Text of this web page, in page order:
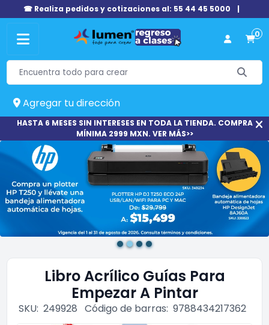
☎ Realiza pedidos y cotizaciones al: 55 44 45 5000 |
0
Agregar tu dirección
HASTA 6 MESES SIN INTERESES EN TODA LA TIENDA. COMPRA
MÍNIMA 2999 MXN. VER MÁS>>
Libro Acrílico Guías Para
Empezar A Pintar
SKU: 249928 Código de barras: 9788434217362